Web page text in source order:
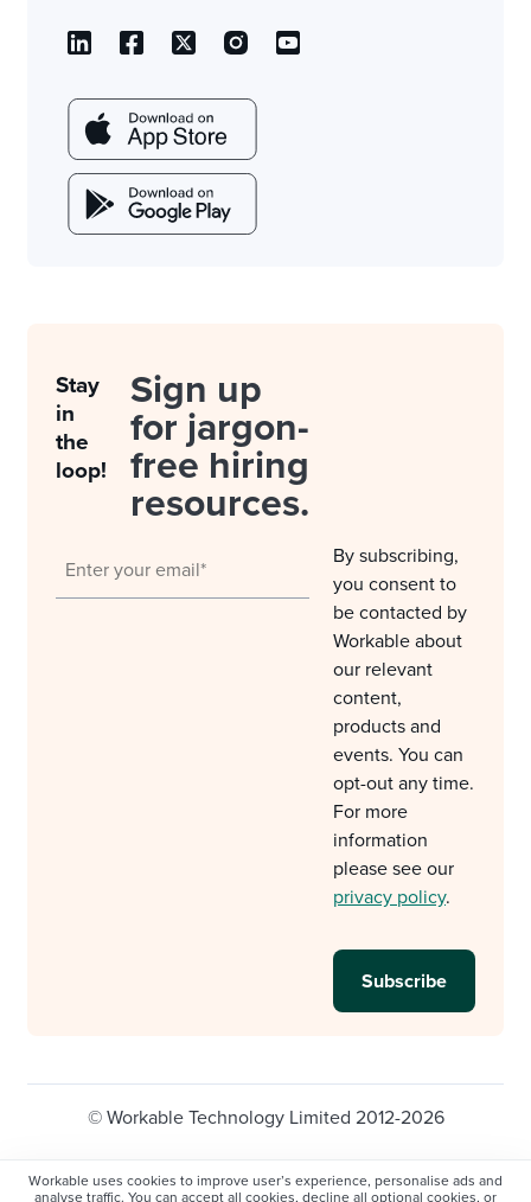
Workable uses cookies to improve user’s experience, personalise ads and
analyse traffic. You can accept all cookies, decline all optional cookies, or
Stay
in
the
loop!
Sign up
for jargon-
free hiring
resources.
By subscribing,
you consent to
be contacted by
Workable about
our relevant
content,
products and
events. You can
opt-out any time.
For more
information
please see our
privacy policy.
© Workable Technology Limited 2012-2026
Privacy policy
Cookie Settings